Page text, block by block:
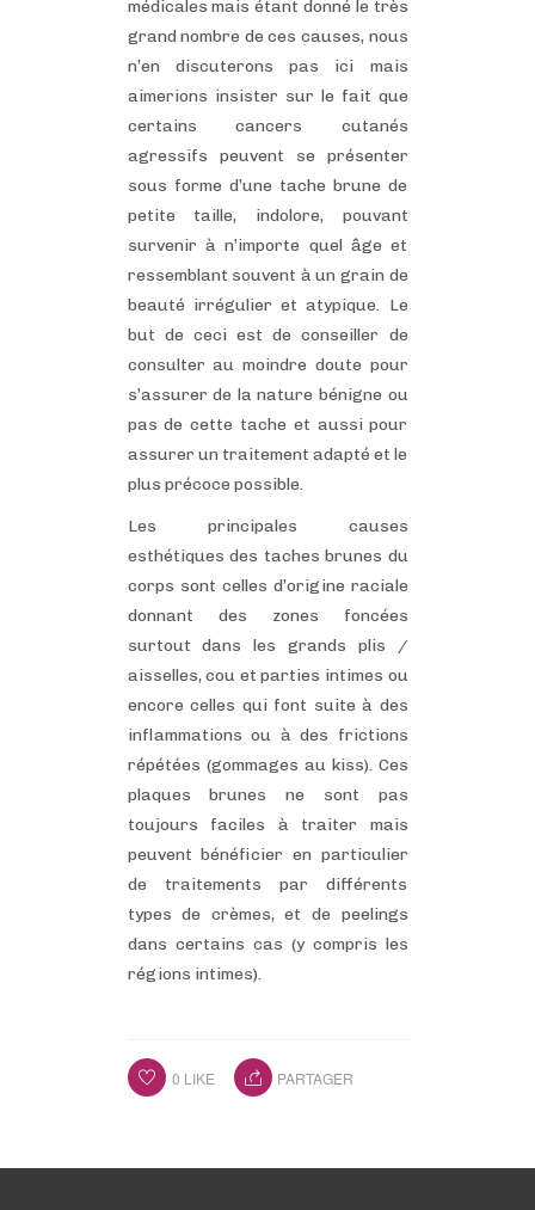
médicales mais étant donné le très
grand nombre de ces causes, nous
n’en discuterons pas ici mais
aimerions insister sur le fait que
certains cancers cutanés
agressifs peuvent se présenter
sous forme d’une tache brune de
petite taille, indolore, pouvant
survenir à n’importe quel âge et
ressemblant souvent à un grain de
beauté irrégulier et atypique. Le
but de ceci est de conseiller de
consulter au moindre doute pour
s’assurer de la nature bénigne ou
pas de cette tache et aussi pour
assurer un traitement adapté et le
plus précoce possible.
Les principales causes
esthétiques des taches brunes du
corps sont celles d’origine raciale
donnant des zones foncées
surtout dans les grands plis /
aisselles, cou et parties intimes ou
encore celles qui font suite à des
inflammations ou à des frictions
répétées (gommages au kiss). Ces
plaques brunes ne sont pas
toujours faciles à traiter mais
peuvent bénéficier en particulier
de traitements par différents
types de crèmes, et de peelings
dans certains cas (y compris les
régions intimes).
0 LIKE PARTAGER